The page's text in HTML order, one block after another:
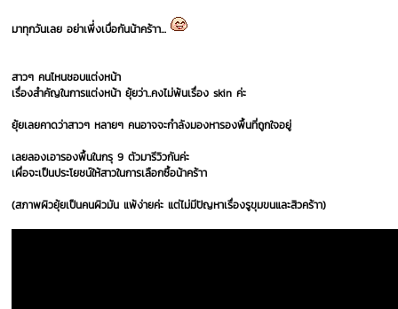
มาทุกวันเลย อย่าเพิ่่งเบื่อกันน้าคร้าา...
สาวๆ คนไหนชอบแต่งหน้า
เรื่องสำคัญในการแต่งหน้า ยุ้ยว่า..คงไม่พ้นเรื่อง skin ค่ะ
ยุ้ยเลยคาดว่าสาวๆ หลายๆ คนอาจจะกำลังมองหารองพื้นที่ถูกใจอยู่
เลยลองเอารองพื้นในกรุ 9 ตัวมารีวิวกันค่ะ
เผื่อจะเป็นประโยชน์ให้สาวในการเลือกซื้อน้าคร้าา
(สภาพผิวยุ้ยเป็นคนผิวมัน แพ้ง่ายค่ะ แต่ไม่มีปัญหาเรื่องรูขุมขนและสิวคร้าา)